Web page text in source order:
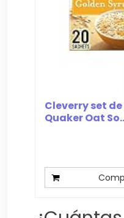
Cleverry set
Quaker Oat